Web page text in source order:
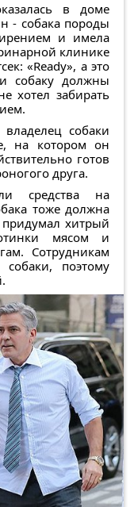
в доме
- собака породы
и имела
клинике
«Ready», а это
собаку должны
хотел забирать
собаки
на котором он
готов
друга.
средства на
тоже должна
придумал хитрый
мясом и
Сотрудникам
поэтому